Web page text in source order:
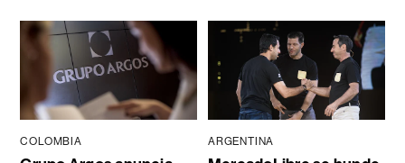
COLOMBIA ARGENTINA